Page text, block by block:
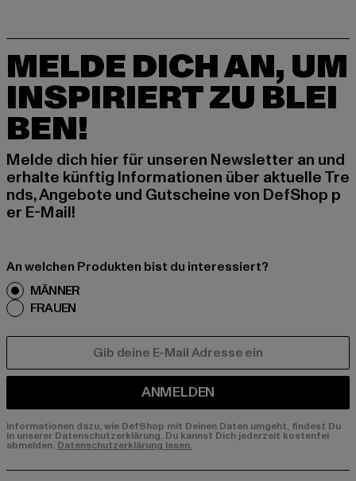
MELDE DICH AN, UM
INSPIRIERT ZU BLEI
BEN!
Melde dich hier für unseren Newsletter an und
erhalte künftig Informationen über aktuelle Tre
nds, Angebote und Gutscheine von DefShop p
er E-Mail!
An welchen Produkten bist du interessiert?
MÄNNER
FRAUEN
ANMELDEN
Informationen dazu, wie DefShop mit Deinen Daten umgeht, findest Du
in unserer Datenschutzerklärung. Du kannst Dich jederzeit kostenfei
abmelden. Datenschutzerklärung lesen.